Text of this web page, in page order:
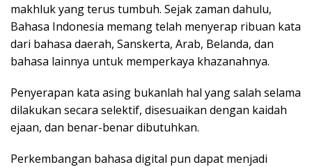
makhluk yang terus tumbuh. Sejak zaman dahulu,
Bahasa Indonesia memang telah menyerap ribuan kata
dari bahasa daerah, Sanskerta, Arab, Belanda, dan
bahasa lainnya untuk memperkaya khazanahnya.
Penyerapan kata asing bukanlah hal yang salah selama
dilakukan secara selektif, disesuaikan dengan kaidah
ejaan, dan benar-benar dibutuhkan.
Perkembangan bahasa digital pun dapat menjadi